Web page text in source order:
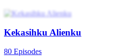
Kekasihku Alienku
80 Episodes